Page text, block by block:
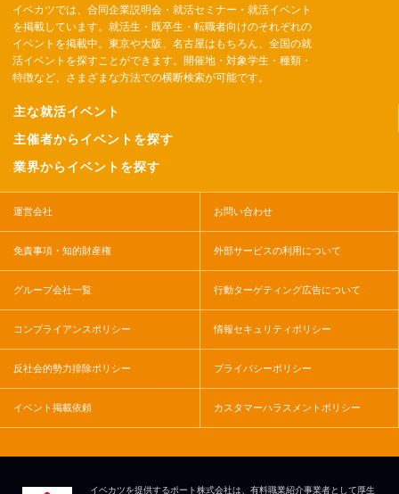
イベカツでは、合同企業説明会・就活セミナー・就活イベント
を掲載しています。就活生・既卒生・転職者向けのそれぞれの
イベントを掲載中。東京や大阪、名古屋はもちろん、全国の就
活イベントを探すことができます。開催地・対象学生・種類・
特徴など、さまざまな方法での横断検索が可能です。
主な就活イベント
主催者からイベントを探す
業界からイベントを探す
運営会社 お問い合わせ
免責事項・知的財産権 外部サービスの利用について
グループ会社一覧 行動ターゲティング広告について
コンプライアンスポリシー 情報セキュリティポリシー
反社会的勢力排除ポリシー プライバシーポリシー
イベント掲載依頼 カスタマーハラスメントポリシー